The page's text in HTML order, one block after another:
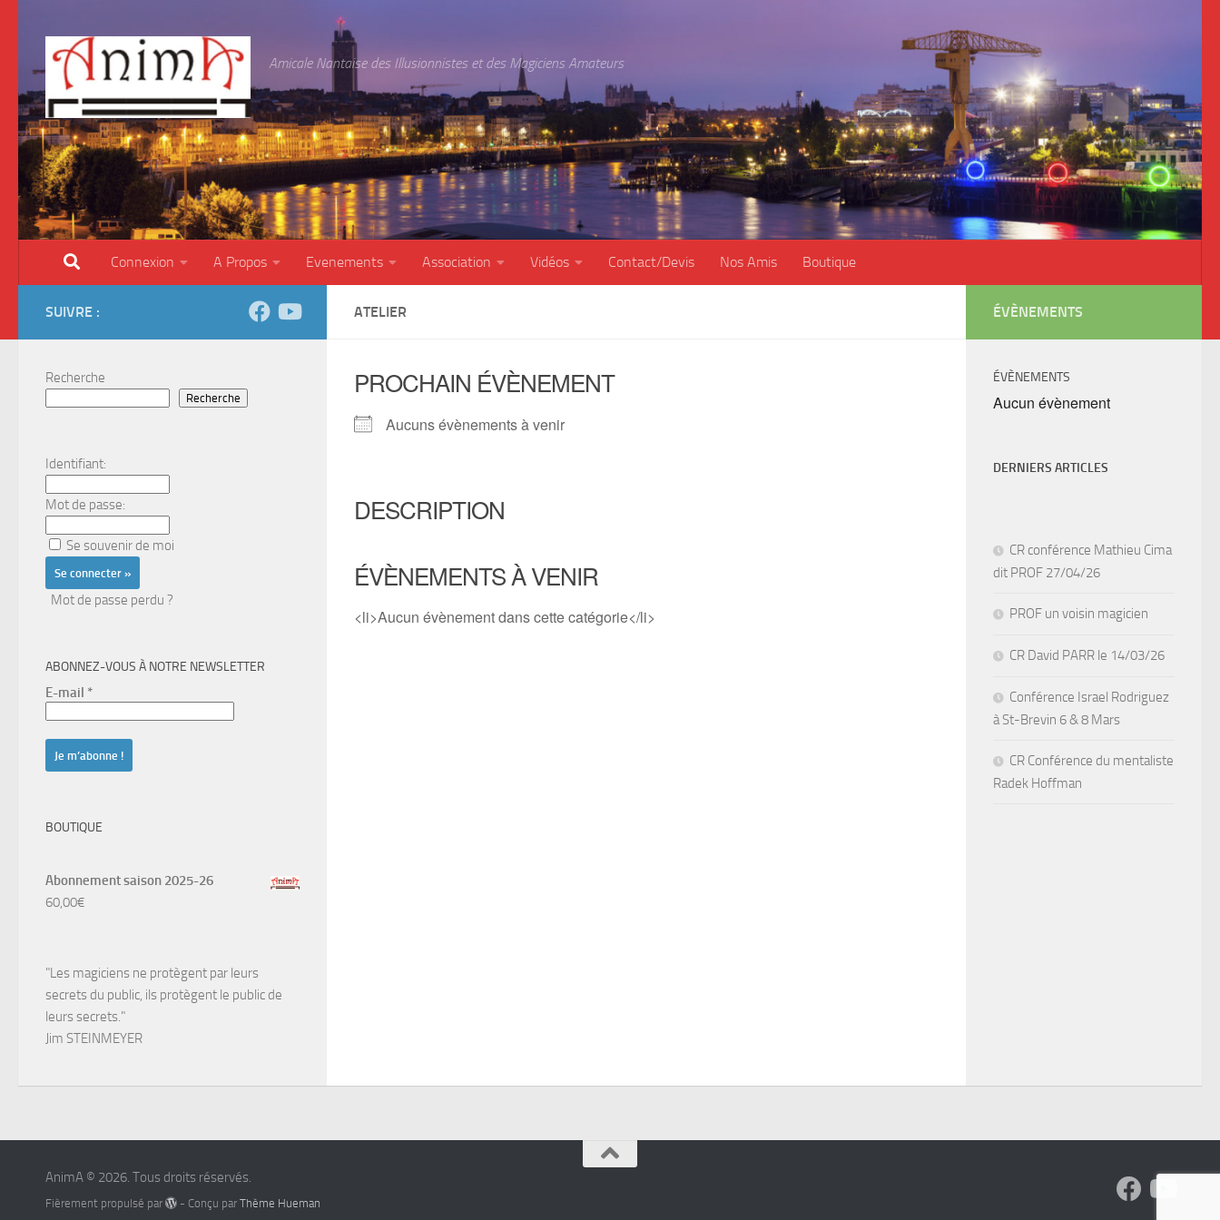
Amicale Nantaise des Illusionnistes et des Magiciens Amateurs
Connexion A Propos Evenements Association Vidéos Contact/Devis Nos Amis Boutique
ATELIER
PROCHAIN ÉVÈNEMENT
Aucuns évènements à venir
DESCRIPTION
ÉVÈNEMENTS À VENIR
<li>Aucun évènement dans cette catégorie</li>
SUIVRE :
Recherche
Recherche
Identifiant:
Mot de passe:
Se souvenir de moi
Mot de passe perdu ?
ABONNEZ-VOUS À NOTRE NEWSLETTER
E-mail *
BOUTIQUE
Abonnement saison 2025-26
60,00€
"Les magiciens ne protègent par leurs
secrets du public, ils protègent le public de
leurs secrets."
Jim STEINMEYER
ÉVÈNEMENTS
ÉVÈNEMENTS
Aucun évènement
DERNIERS ARTICLES
CR conférence Mathieu Cima
dit PROF 27/04/26
PROF un voisin magicien
CR David PARR le 14/03/26
Conférence Israel Rodriguez
à St-Brevin 6 & 8 Mars
CR Conférence du mentaliste
Radek Hoffman
AnimA © 2026. Tous droits réservés.
Fièrement propulsé par - Conçu parThème Hueman